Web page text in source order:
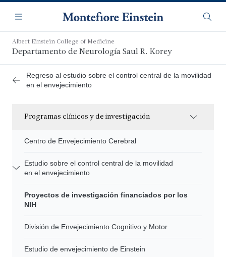
contenido
principal
Navegación
Menú
Albert Einstein College of Medicine
Departamento de Neurología Saul R. Korey
Regreso al estudio sobre el control central de la movilidad
en el envejecimiento
Programas clínicos y de investigación
Centro de Envejecimiento Cerebral
Estudio sobre el control central de la movilidad
en el envejecimiento
Proyectos de investigación financiados por los
NIH
División de Envejecimiento Cognitivo y Motor
Estudio de envejecimiento de Einstein